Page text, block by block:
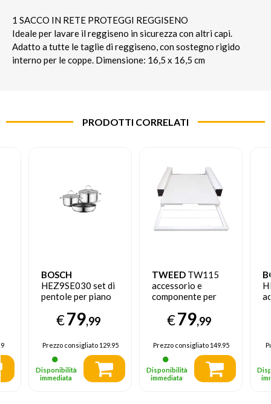
1 SACCO IN RETE PROTEGGI REGGISENO
Ideale per lavare il reggiseno in sicurezza con altri capi.
Adatto a tutte le taglie di reggiseno, con sostegno rigido
interno per le coppe. Dimensione: 16,5 x 16,5 cm
PRODOTTI CORRELATI
BOSCH
HEZ9SE030 set di
pentole per piano
€79,99
Prezzo consigliato129.95
Disponibilità
immediata
TWEED TW115
accessorio e
componente per
sovrapposizione
€79,99
Prezzo consigliato149.95
Disponibilità
immediata